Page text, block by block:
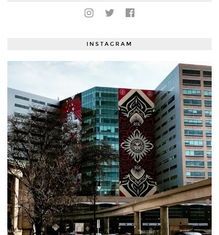
INSTAGRAM